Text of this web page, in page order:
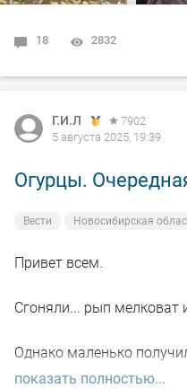
18 2832
Г.И.Л
7902
5 августа 2025, 19:39
Огурцы.
Вести Новосибирская
Привет всем.
Сгоняли... рып мелковат
Однако маленько
отрывы были.
показать полностью...